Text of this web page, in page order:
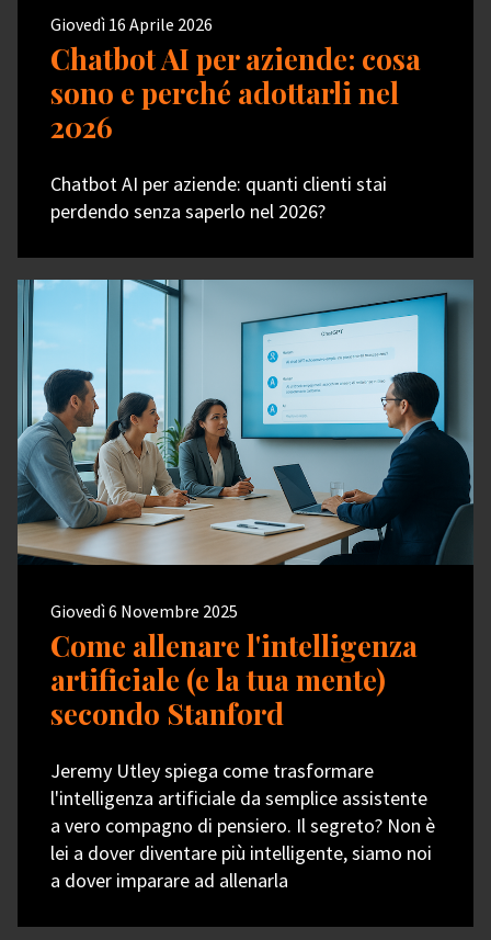
Giovedì 16 Aprile 2026
Chatbot AI per aziende: cosa
sono e perché adottarli nel
2026
Chatbot AI per aziende: quanti clienti stai
perdendo senza saperlo nel 2026?
Giovedì 6 Novembre 2025
Come allenare l'intelligenza
artificiale (e la tua mente)
secondo Stanford
Jeremy Utley spiega come trasformare
l'intelligenza artificiale da semplice assistente
a vero compagno di pensiero. Il segreto? Non è
lei a dover diventare più intelligente, siamo noi
a dover imparare ad allenarla